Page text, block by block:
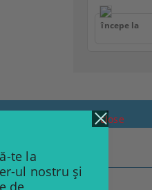
începe la
te la
ul nostru și
de
close